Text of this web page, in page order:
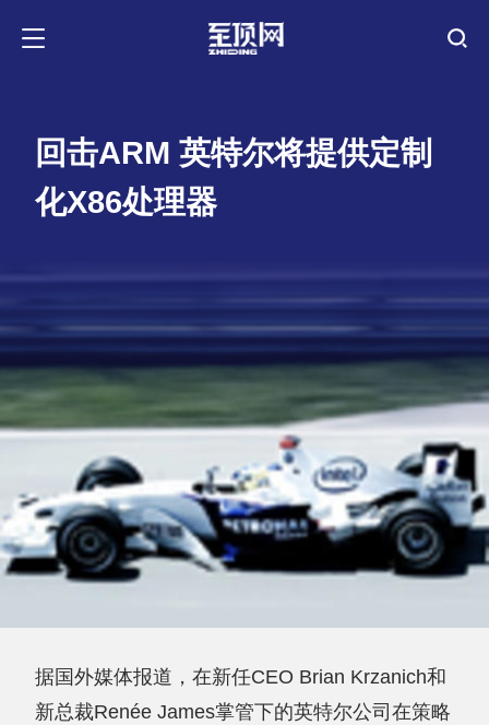
回击ARM 英特尔将提供定制
化X86处理器
据国外媒体报道，在新任CEO Brian Krzanich和
新总裁Renée James掌管下的英特尔公司在策略